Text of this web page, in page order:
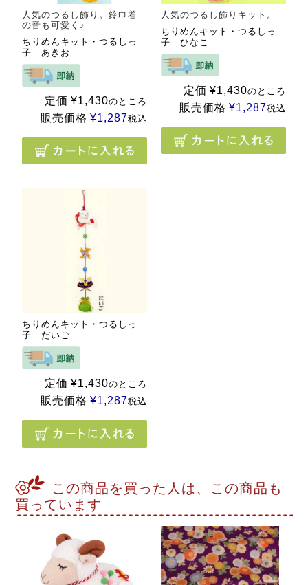
人気のつるし飾り。鈴巾着
の音も可愛く♪
ちりめんキット・つるしっ
子 あきお
定価 ¥1,430のところ
販売価格 ¥1,287税込
人気のつるし飾りキット。
ちりめんキット・つるしっ
子 ひなこ
定価 ¥1,430のところ
販売価格 ¥1,287税込
ちりめんキット・つるしっ
子 だいご
定価 ¥1,430のところ
販売価格 ¥1,287税込
この商品を買った人は、この商品も
買っています